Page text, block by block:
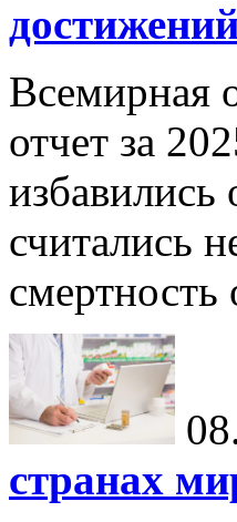
Всемирная
отчет за
избавились
считались
смертность
странах